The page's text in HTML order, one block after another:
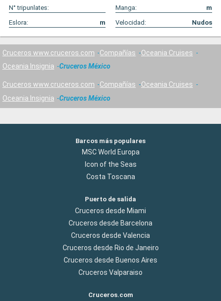
N° tripunlates:
Manga:
m
Eslora:
m Velocidad: Nudos
Cruceros www.cruceros.com Compañías
Oceania Cruises
Oceania Insignia
Cruceros México
Cruceros www.cruceros.com Compañías
Oceania Cruises
Oceania Insignia
Cruceros México
Barcos más populares
MSC World Europa
Icon of the Seas
Costa Toscana
Puerto de salida
Cruceros desde Miami
Cruceros desde Barcelona
Cruceros desde Valencia
Cruceros desde Rio de Janeiro
Cruceros desde Buenos Aires
Cruceros Valparaiso
Cruceros.com